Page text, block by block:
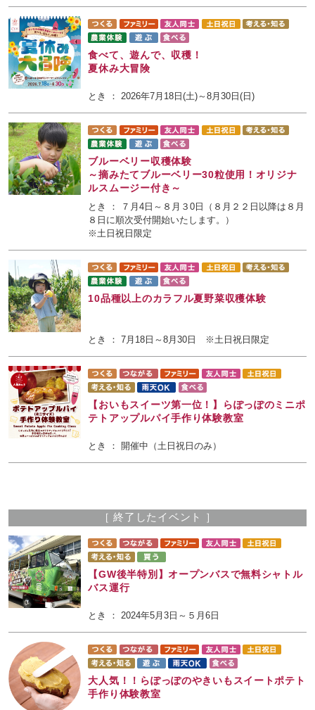
食べて、遊んで、収穫！
夏休み大冒険
とき ： 2026年7月18日(土)～8月30日(日)
ブルーベリー収穫体験
～摘みたてブルーベリー30粒使用！オリジナ
ルスムージー付き～
とき ： ７月4日～８月３0日（８月２２日以降は８月
８日に順次受付開始いたします。）
※土日祝日限定
10品種以上のカラフル夏野菜収穫体験
とき ： 7月18日～8月30日 ※土日祝日限定
【おいもスイーツ第一位！】らぽっぽのミニポ
テトアップルパイ手作り体験教室
とき ： 開催中（土日祝日のみ）
［ 終了したイベント ］
【GW後半特別】オープンバスで無料シャトル
バス運行
とき ： 2024年5月3日～５月6日
大人気！！らぽっぽのやきいもスイートポテト
手作り体験教室